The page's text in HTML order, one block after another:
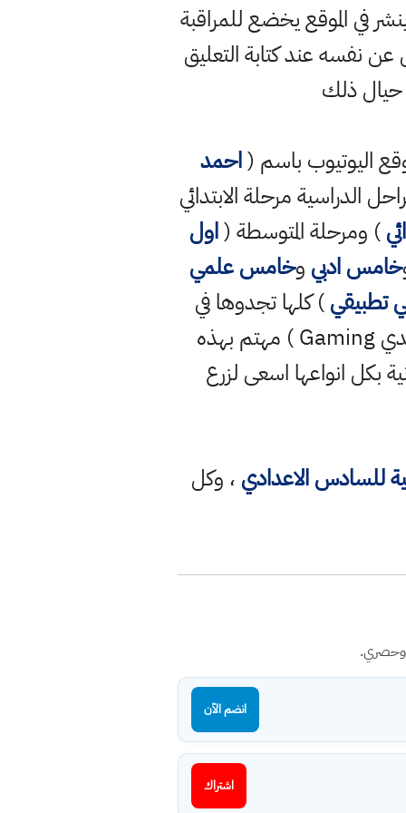
في الموقع يخضع للمراقبة
نفسه عند كتابة التعليق
حيال ذلك
اليوتيوب باسم (احمد
الدراسية مرحلة الابتدائي
) ومرحلة المتوسطة (اول
خامس ادبي وخامس علمي
تطبيقي) كلها تجدوها في
قناتي الرسمية وايضا لدي قناة ثانية رسمية على موقع اليوتيوب باسم ( احمد مهدي Gaming ) مهتم بهذه
بكل انواعها اسعى لزرع
للسادس الاعدادي ، وكل
وحصري.
انضم الآن
اشتراك